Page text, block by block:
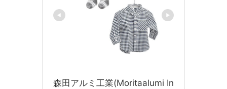
森田アルミ工業(Moritaalumi In